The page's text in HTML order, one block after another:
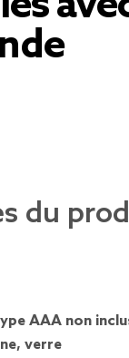
du
AAA non
verre